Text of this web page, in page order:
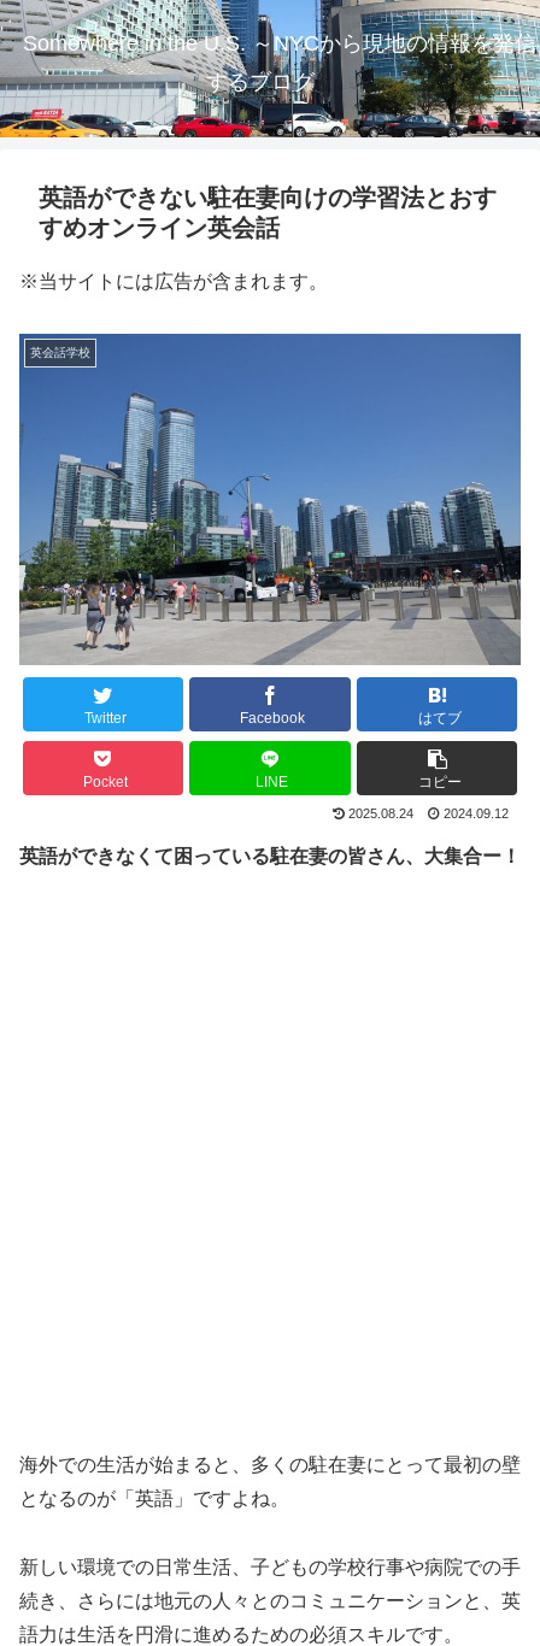
Somewhere in the U.S. ～NYCから現地の情報を発信
するブログ
英語ができない駐在妻向けの学習法とおす
すめオンライン英会話
※当サイトには広告が含まれます。
英会話学校
Twitter Facebook はてブ
Pocket LINE コピー
2025.08.24 2024.09.12
英語ができなくて困っている駐在妻の皆さん、大集合ー！
海外での生活が始まると、多くの駐在妻にとって最初の壁
となるのが「英語」ですよね。
新しい環境での日常生活、子どもの学校行事や病院での手
続き、さらには地元の人々とのコミュニケーションと、英
語力は生活を円滑に進めるための必須スキルです。